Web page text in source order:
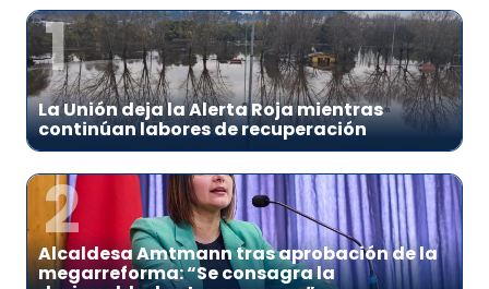
1
La Unión deja la Alerta Roja mientras
continúan labores de recuperación
2
Alcaldesa Amtmann tras aprobación de la
megarreforma: “Se consagra la